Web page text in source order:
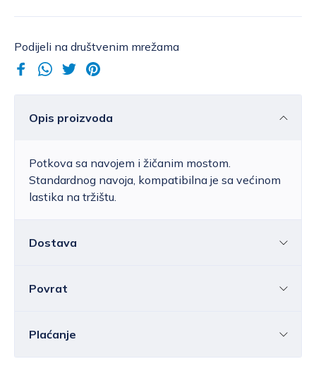
Podijeli na društvenim mrežama
Opis proizvoda
Potkova sa navojem i žičanim mostom.
Standardnog navoja, kompatibilna je sa većinom
lastika na tržištu.
Dostava
Hrvatska
se od 6,25 do 39,15 EUR, ovisno o masi
Povrat
Sve ili pojedine artikle možete vratiti u roku od
14
Plaćanje